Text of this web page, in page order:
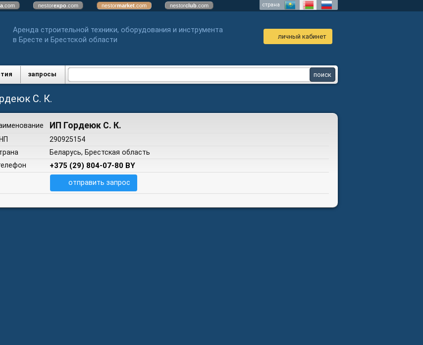
.com nestorexpo .com nestormarket .com nestorclub .com страна
Аренда строительной техники, оборудования и инструмента
в Бресте и Брестской области
личный кабинет
запросы
С. К.
ИП Гордеюк С. К.
290925154
Беларусь, Брестская область
+375 (29) 804-07-80 BY
отправить запрос